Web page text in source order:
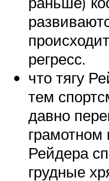
регресс.
что тягу
тем
давно
грамотном
Рейдера
грудные